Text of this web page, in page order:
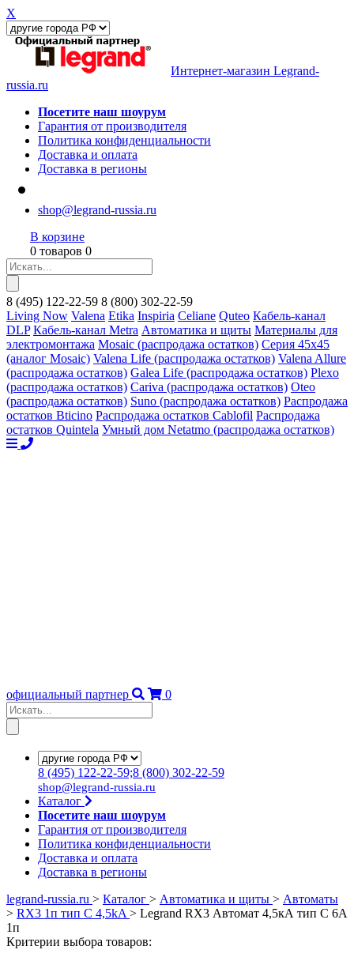
X
Интернет-магазин Legrand-
russia.ru
Посетите наш шоурум
Гарантия от производителя
Политика конфиденциальности
Доставка и оплата
Доставка в регионы
shop@legrand-russia.ru
В корзине
0 товаров 0
8 (495) 122-22-59 8 (800) 302-22-59
Living Now Valena Etika Inspiria Celiane Quteo Кабель-канал
DLP Кабель-канал Metra Автоматика и щиты Материалы для
электромонтажа Mosaic (распродажа остатков) Серия 45х45
(аналог Mosaic) Valena Life (распродажа остатков) Valena Allure
(распродажа остатков) Galea Life (распродажа остатков) Plexo
(распродажа остатков) Cariva (распродажа остатков) Oteo
(распродажа остатков) Suno (распродажа остатков) Распродажа
остатков Bticino Распродажа остатков Cablofil Распродажа
остатков Quintela Умный дом Netatmo (распродажа остатков)
официальный партнер 0
8 (495) 122-22-59;8 (800) 302-22-59
shop@legrand-russia.ru
Каталог
Посетите наш шоурум
Гарантия от производителя
Политика конфиденциальности
Доставка и оплата
Доставка в регионы
legrand-russia.ru > Каталог > Автоматика и щиты > Автоматы
> RX3 1п тип C 4,5kA > Legrand RX3 Автомат 4,5кА тип С 6А
1п
Критерии выбора товаров: